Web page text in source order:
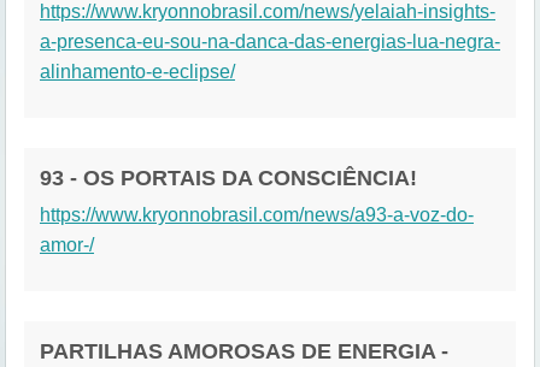
https://www.kryonnobrasil.com/news/yelaiah-insights-
a-presenca-eu-sou-na-danca-das-energias-lua-negra-
alinhamento-e-eclipse/
93 - OS PORTAIS DA CONSCIÊNCIA!
https://www.kryonnobrasil.com/news/a93-a-voz-do-
amor-/
PARTILHAS AMOROSAS DE ENERGIA -